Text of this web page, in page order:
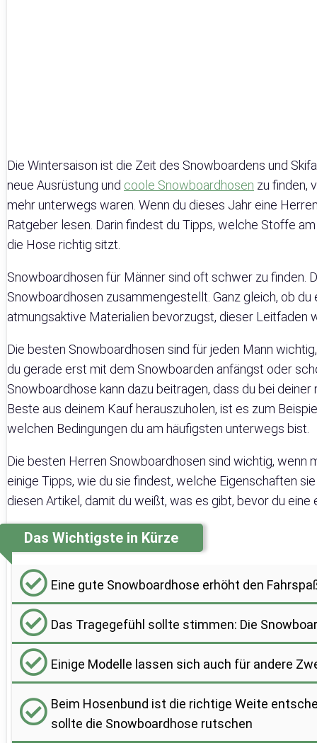
Die Wintersaison ist die Zeit des Snowboardens und
neue Ausrüstung und coole Snowboardhosen zu finden,
mehr unterwegs waren. Wenn du dieses Jahr eine
Ratgeber lesen. Darin findest du Tipps, welche Stoffe
die Hose richtig sitzt.
Snowboardhosen für Männer sind oft schwer zu finden.
Snowboardhosen zusammengestellt. Ganz gleich, ob
atmungsaktive Materialien bevorzugst, dieser Leitfaden
Die besten Snowboardhosen sind für jeden Mann
du gerade erst mit dem Snowboarden anfängst oder
Snowboardhose kann dazu beitragen, dass du bei
Beste aus deinem Kauf herauszuholen, ist es zum
welchen Bedingungen du am häufigsten unterwegs bist.
Die besten Herren Snowboardhosen sind wichtig, wenn
einige Tipps, wie du sie findest, welche Eigenschaften
diesen Artikel, damit du weißt, was es gibt, bevor du
Das Wichtigste in Kürze
Eine gute Snowboardhose erhöht den
Das Tragegefühl sollte stimmen: Die
Einige Modelle lassen sich auch für andere
Beim Hosenbund ist die richtige Weite
sollte die Snowboardhose rutschen